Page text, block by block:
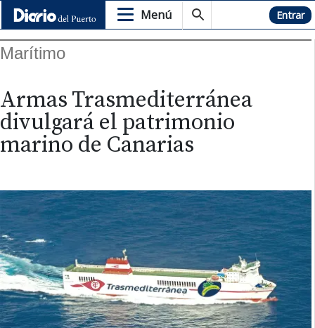
Menú Hemeroteca Entrar
Marítimo
Armas Trasmediterránea
divulgará el patrimonio
marino de Canarias